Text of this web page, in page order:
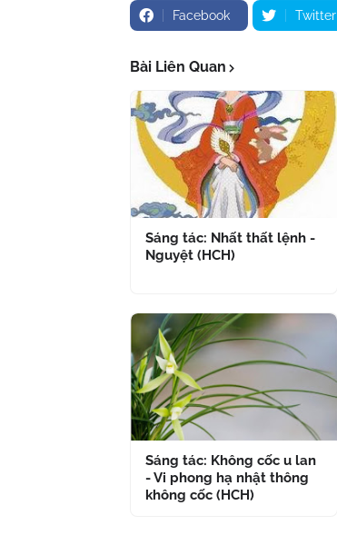
Facebook Twitter
Bài Liên Quan
Sáng tác: Nhất thất lệnh -
Nguyệt (HCH)
Sáng tác: Không cốc u lan
- Vi phong hạ nhật thông
không cốc (HCH)